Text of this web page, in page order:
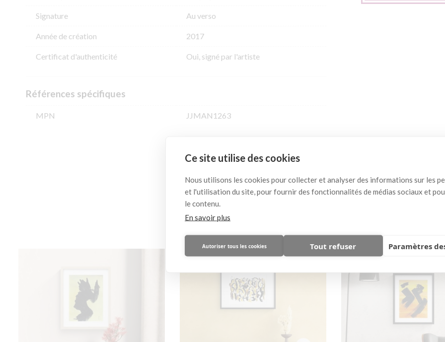
Ce site utilise des cookies
Nous utilisons les cookies pour collecter et analyser des informations sur les
et l'utilisation du site, pour fournir des fonctionnalités de médias sociaux et
le contenu.
En savoir plus
Autoriser tous les cookies Tout refuser Paramètres
Signature Au verso
Année de création 2017
Certificat d'authenticité Oui, signé par l'artiste
Références spécifiques
MPN JJMAN1263
Ceci pourrait vous plaire